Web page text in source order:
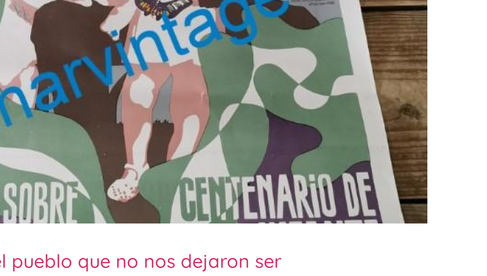
pueblo que no nos dejaron ser